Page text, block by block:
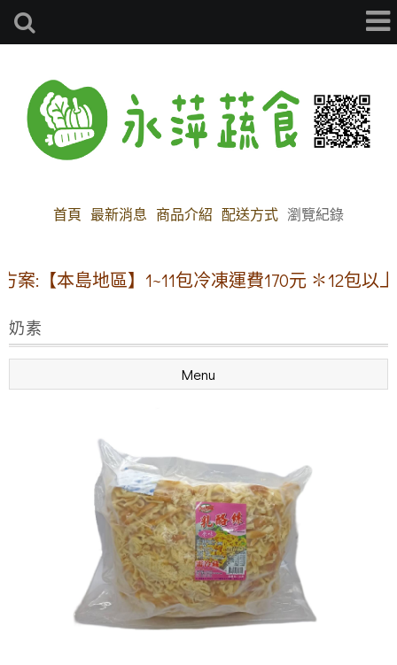
首頁 最新消息 商品介紹 配送方式 瀏覽紀錄
【本島地區】1~11包冷凍運費170元 ✽12包以上
奶素
Menu